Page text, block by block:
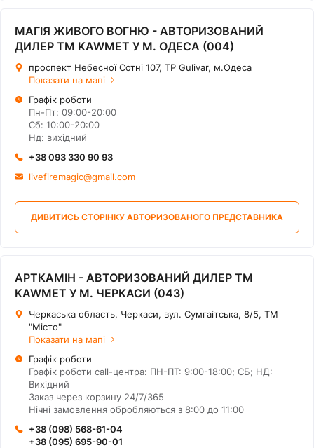
МАГІЯ ЖИВОГО ВОГНЮ - АВТОРИЗОВАНИЙ
ДИЛЕР ТМ KAWMET У М. ОДЕСА (004)
проспект Небесної Сотні 107, ТР Gulivar, м.Одеса
Показати на мапі
Графік роботи
Пн-Пт: 09:00-20:00
Сб: 10:00-20:00
Нд: вихідний
+38 093 330 90 93
livefiremagic@gmail.com
ДИВИТИСЬ СТОРІНКУ АВТОРИЗОВАНОГО ПРЕДСТАВНИКА
АРТКАМІН - АВТОРИЗОВАНИЙ ДИЛЕР ТМ
KAWMET У М. ЧЕРКАСИ (043)
Черкаська область, Черкаси, вул. Сумгаітська, 8/5, ТМ
"Місто"
Показати на мапі
Графік роботи
Графік роботи call-центра: ПН-ПТ: 9:00-18:00; СБ; НД:
Вихідний
Заказ через корзину 24/7/365
Нічні замовлення обробляються з 8:00 до 11:00
+38 (098) 568-61-04
+38 (095) 695-90-01